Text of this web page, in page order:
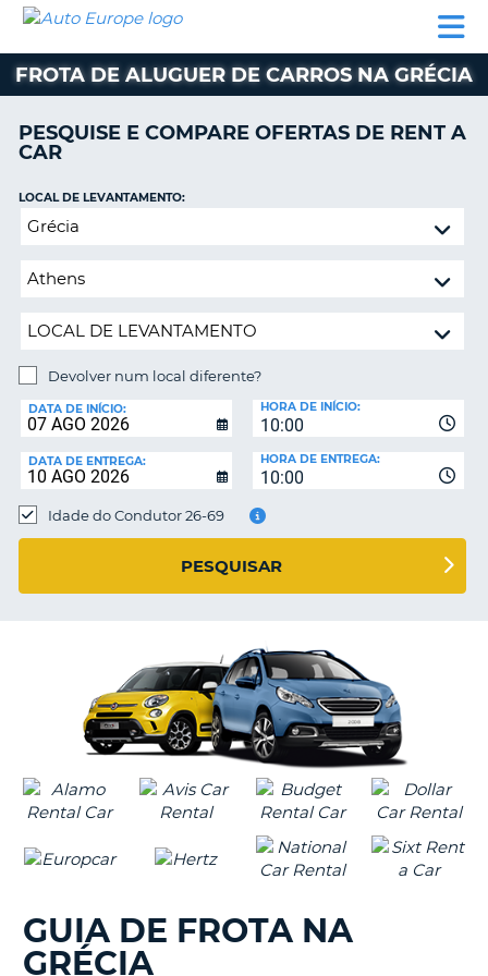
ALUGUER
CARROS
ALUGUER
CARAVANAS
E
AUTO
EUROPE
ALUGUER
CARROS
ALUGUER
DE
AUTO-
PARCEIROS
A
CONTA
A
MINHA
RESERVA
PORTUGAL
FROTA DE ALUGUER DE CARROS NA GRÉCIA
PESQUISE E COMPARE OFERTAS DE RENT A
CAR
Devolver
local
LOCAL DE LEVANTAMENTO:
Devolver num local diferente?
DE
DEVOLUÇÃO:
DATA DE INÍCIO:
10:00
HORA DE INÍCIO:
DATA DE ENTREGA:
10:00
HORA DE ENTREGA:
Idade do Condutor 26-69
PESQUISAR
GUIA DE FROTA NA
GRÉCIA